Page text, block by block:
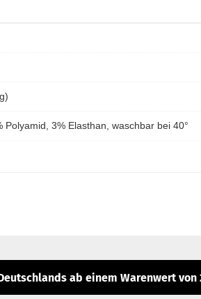
Polyamid, 3% Elasthan, waschbar bei 40°
ab einem Warenwert von